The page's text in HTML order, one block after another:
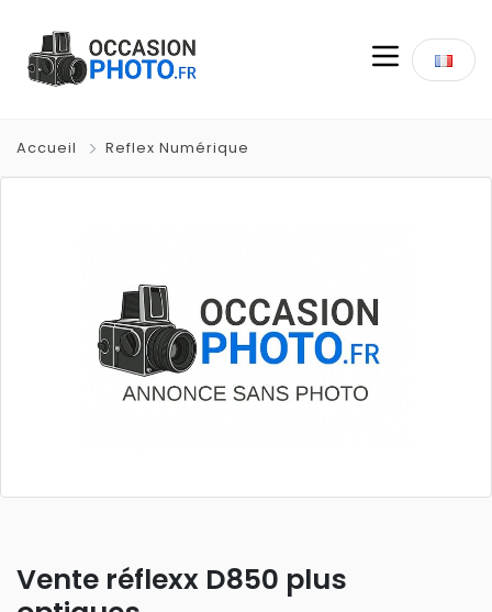
Accueil Reflex Numérique
Vente réflexx D850 plus